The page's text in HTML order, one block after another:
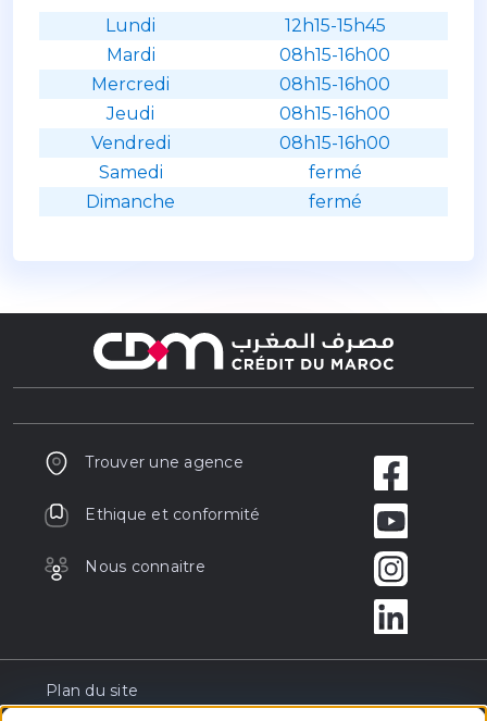
Lundi
12h15-15h45
Mardi
08h15-16h00
Mercredi
08h15-16h00
Jeudi
08h15-16h00
Vendredi
08h15-16h00
Samedi
fermé
Dimanche
fermé
Trouver une agence
Ethique et conformité
Nous connaitre
Plan du site